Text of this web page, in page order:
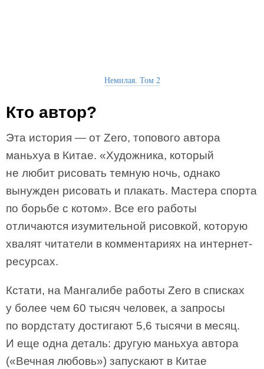
Немилая. Том 2
Кто автор?
Эта история — от Zero, топового автора
маньхуа в Китае. «Художника, который
не любит рисовать темную ночь, однако
вынужден рисовать и плакать. Мастера спорта
по борьбе с котом». Все его работы
отличаются изумительной рисовкой, которую
хвалят читатели в комментариях на интернет-
ресурсах.
Кстати, на Мангалибе работы Zero в списках
у более чем 60 тысяч человек, а запросы
по вордстату достигают 5,6 тысячи в месяц.
И еще одна деталь: другую маньхуа автора
(«Вечная любовь») запускают в Китае